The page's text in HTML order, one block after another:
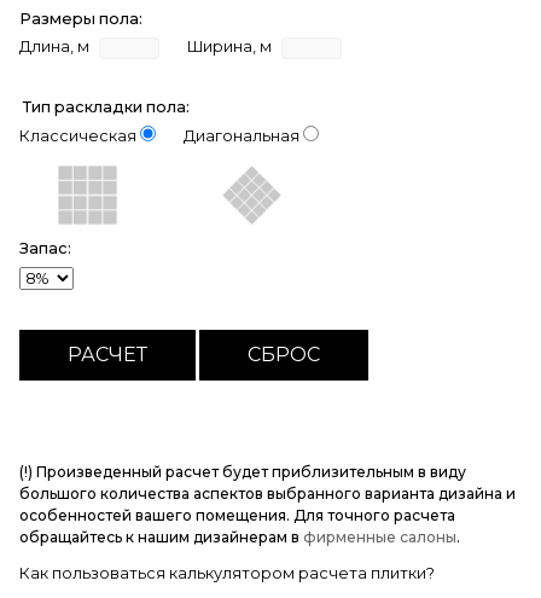
Размеры пола:
Длина, м
Ширина, м
Тип раскладки пола:
Классическая
Диагональная
Запас:
(!) Произведенный расчет будет приблизительным в виду
большого количества аспектов выбранного варианта дизайна и
особенностей вашего помещения. Для точного расчета
обращайтесь к нашим дизайнерам в фирменные салоны.
Как пользоваться калькулятором расчета плитки?